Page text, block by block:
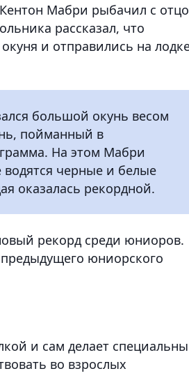
Мабри рыбачил с
рассказал, что
и отправились на
большой окунь весом
пойманный в
На этом Мабри
водятся черные и белые
оказалась рекордной.
рекорд среди юниоров.
юниорского
и сам делает
во взрослых